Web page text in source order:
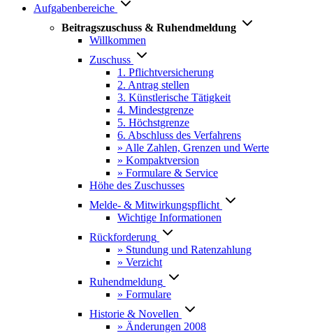
Aufgabenbereiche
Beitragszuschuss & Ruhendmeldung
Willkommen
Zuschuss
1. Pflichtversicherung
2. Antrag stellen
3. Künstlerische Tätigkeit
4. Mindestgrenze
5. Höchstgrenze
6. Abschluss des Verfahrens
» Alle Zahlen, Grenzen und Werte
» Kompaktversion
» Formulare & Service
Höhe des Zuschusses
Melde- & Mitwirkungspflicht
Wichtige Informationen
Rückforderung
» Stundung und Ratenzahlung
» Verzicht
Ruhendmeldung
» Formulare
Historie & Novellen
» Änderungen 2008